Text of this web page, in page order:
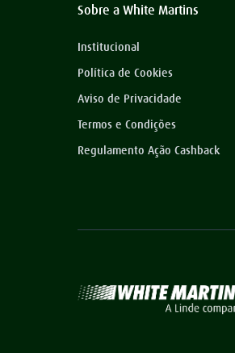
Sobre a White Martins
Institucional
Política de Cookies
Aviso de Privacidade
Termos e Condições
Regulamento Ação Cashback